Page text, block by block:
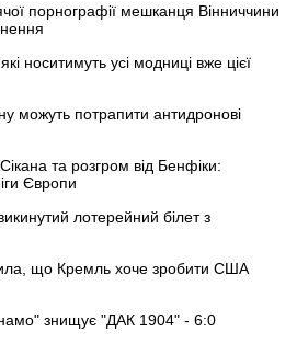
порнографії мешканця Вінниччини
носитимуть усі модниці вже цієї
можуть потрапити антидронові
та розгром від Бенфіки:
Європи
лотерейний білет з
що Кремль хоче зробити США
знищує "ДАК 1904" - 6:0